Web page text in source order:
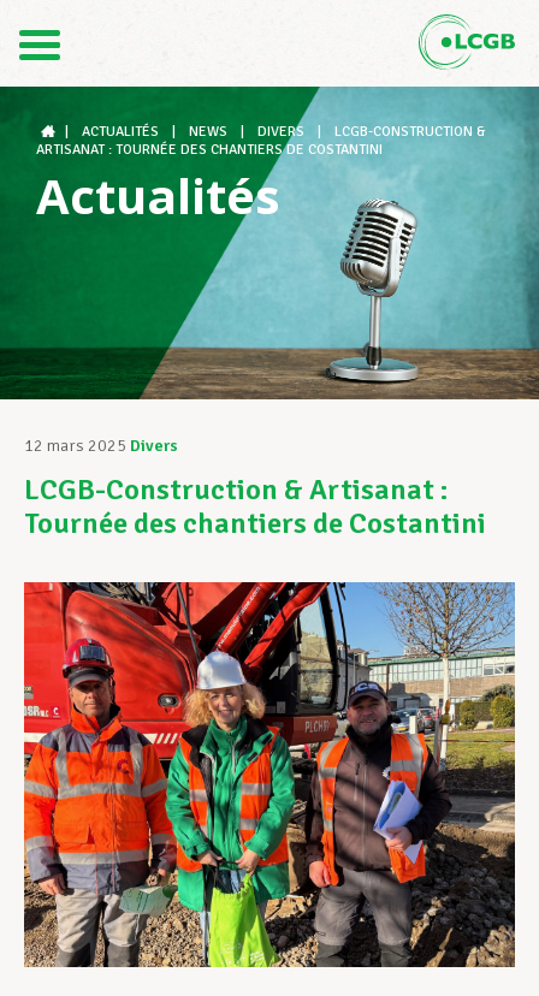
DE
Le LCGB
Structures syndicales
Assistance au Travail
Vos droits
Assistance en vie privée
Développement professionnel
Devenir Membre
Actualités
ACTUALITÉS NEWS DIVERS
LCGB-CONSTRUCTION &
ARTISANAT : TOURNÉE DES CHANTIERS DE COSTANTINI
Actualités
12 mars 2025 Divers
LCGB-Construction & Artisanat :
Tournée des chantiers de Costantini